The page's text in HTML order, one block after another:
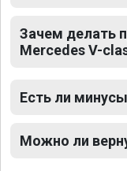
Зачем делать
Mercedes V-
Есть ли
Можно ли